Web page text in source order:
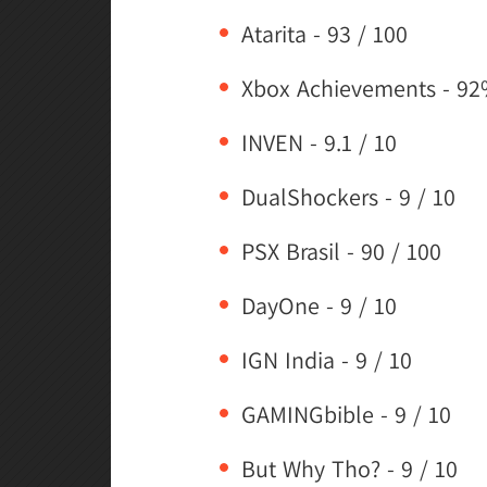
Atarita - 93 / 100
Xbox Achievements -
INVEN - 9.1 / 10
DualShockers - 9 / 10
PSX Brasil - 90 / 100
DayOne - 9 / 10
IGN India - 9 / 10
GAMINGbible - 9 / 10
But Why Tho? - 9 / 10